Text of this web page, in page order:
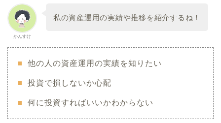
かんすけ
私の資産運用の実績や推移を紹介するね！
他の人の資産運用の実績を知りたい
投資で損しないか心配
何に投資すればいいかわからない